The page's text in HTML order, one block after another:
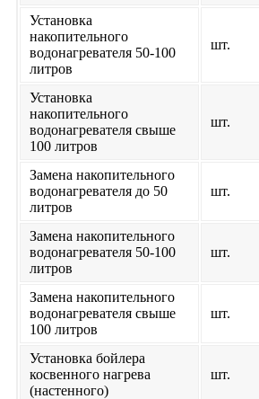
Установка
накопительного
водонагревателя 50-100
литров
шт.
Установка
накопительного
водонагревателя свыше
100 литров
шт.
Замена накопительного
водонагревателя до 50
литров
шт.
Замена накопительного
водонагревателя 50-100
литров
шт.
Замена накопительного
водонагревателя свыше
100 литров
шт.
Установка бойлера
косвенного нагрева
(настенного)
шт.